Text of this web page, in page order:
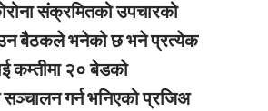
संक्रमितको उपचारको
बैठकले भनेको छ भने प्रत्येक
कम्तीमा २० बेडको
गर्न भनिएको प्रजिअ